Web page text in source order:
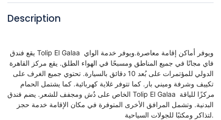
Description
يقع فندق Tolip El Galaa ويوفر أماكن إقامة معاصرة.ويوفر خدمة الواي
الخاص على دُش ومجفف للشعر. يضم فندق Tolip El Galaa مركزًا للياقة
لتذاكر ومكتبًا للجولات السياحية.